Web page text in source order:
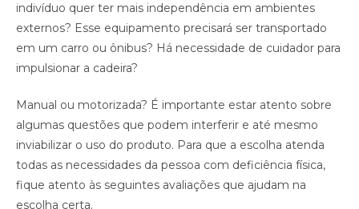
indivíduo quer ter mais independência em ambientes
externos? Esse equipamento precisará ser transportado
em um carro ou ônibus? Há necessidade de cuidador para
impulsionar a cadeira?
Manual ou motorizada? É importante estar atento sobre
algumas questões que podem interferir e até mesmo
inviabilizar o uso do produto. Para que a escolha atenda
todas as necessidades da pessoa com deficiência física,
fique atento às seguintes avaliações que ajudam na
escolha certa.